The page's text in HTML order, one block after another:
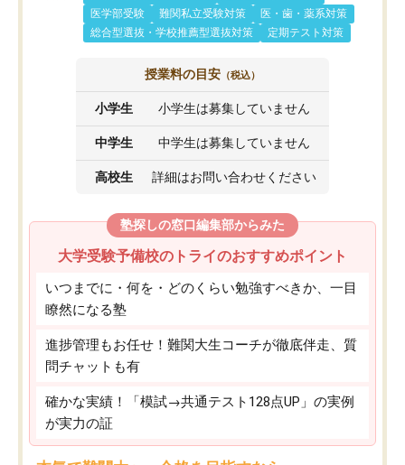
医学部受験
難関私立受験対策
医・歯・薬系対策
総合型選抜・学校推薦型選抜対策
定期テスト対策
授業料の目安 （税込）
小学生 小学生は募集していません
中学生 中学生は募集していません
高校生 詳細はお問い合わせください
塾探しの窓口編集部からみた
大学受験予備校のトライのおすすめポイント
いつまでに・何を・どのくらい勉強すべきか、一目
瞭然になる塾
進捗管理もお任せ！難関大生コーチが徹底伴走、質
問チャットも有
確かな実績！「模試→共通テスト128点UP」の実例
が実力の証